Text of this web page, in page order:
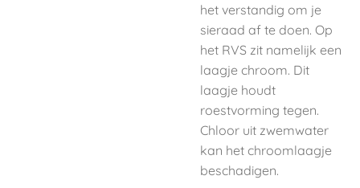
het verstandig om je
sieraad af te doen. Op
het RVS zit namelijk een
laagje chroom. Dit
laagje houdt
roestvorming tegen.
Chloor uit zwemwater
kan het chroomlaagje
beschadigen.